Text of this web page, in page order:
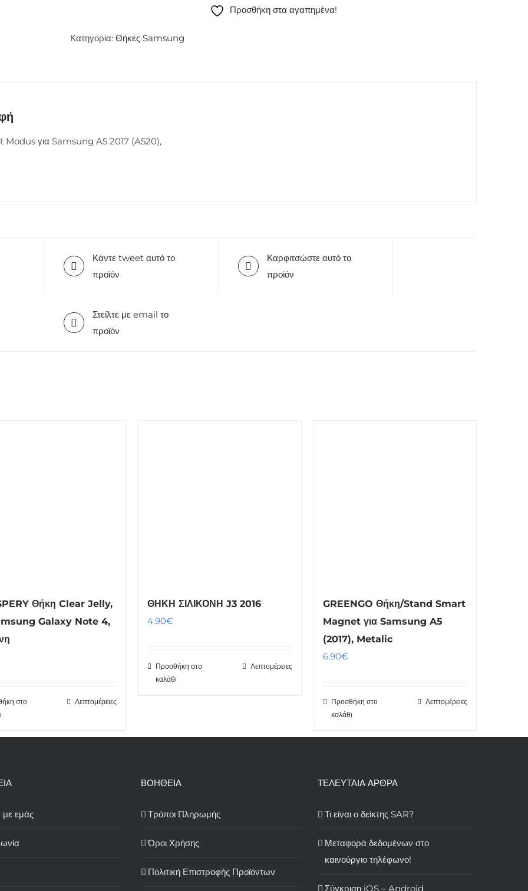
Samsung
Προσθήκη στα αγαπημένα!
Κατηγορία: Θήκες Samsung
Modus για Samsung A5 2017 (A520),
Κάντε tweet αυτό το
προϊόν
Καρφιτσώστε αυτό το
προϊόν
Στείλτε με email το
προϊόν
Θήκη Clear Jelly,
Galaxy Note 4,
στο
Λεπτομέρειες
ΘΗΚΗ ΣΙΛΙΚΟΝΗ J3 2016
4.90€
Προσθήκη στο
καλάθι
Λεπτομέρειες
GREENGO Θήκη/Stand Smart
Magnet για Samsung A5
(2017), Metalic
6.90€
Προσθήκη στο
καλάθι
Λεπτομέρειες
με εμάς
ΒΟΗΘΕΙΑ
Τρόποι Πληρωμής
Όροι Χρήσης
Πολιτική Επιστροφής Προϊόντων
ΤΕΛΕΥΤΑΙΑ ΑΡΘΡΑ
Τι είναι ο δείκτης SAR?
Μεταφορά δεδομένων στο
καινούργιο τηλέφωνο!
Σύγκριση iOS – Android